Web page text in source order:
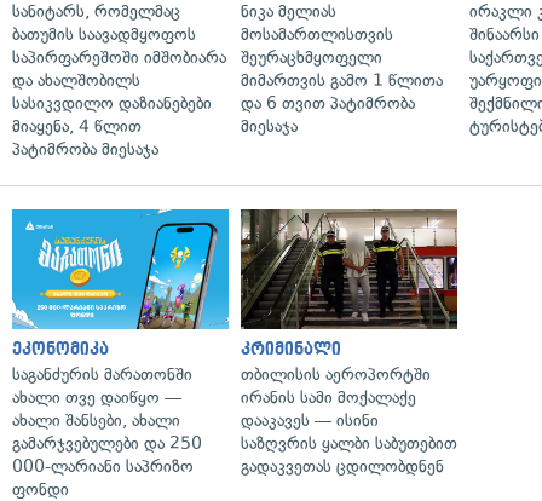
სანიტარს, რომელმაც
ბათუმის საავადმყოფოს
საპირფარეშოში იმშობიარა
და ახალშობილს
სასიკვდილო დაზიანებები
მიაყენა, 4 წლით
პატიმრობა მიესაჯა
ნიკა მელიას
მოსამართლისთვის
შეურაცხმყოფელი
მიმართვის გამო 1 წლითა
და 6 თვით პატიმრობა
მიესაჯა
ირაკლი
ეკონომიკა
საგანძურის მარათონში
ახალი თვე დაიწყო —
ახალი შანსები, ახალი
გამარჯვებულები და 250
000-ლარიანი საპრიზო
ფონდი
კრიმინალი
თბილისის აეროპორტში
ირანის სამი მოქალაქე
დააკავეს — ისინი
საზღვრის ყალბი საბუთებით
გადაკვეთას ცდილობდნენ